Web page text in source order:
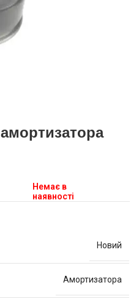
Немає в
наявності
Новий
Амортизатора